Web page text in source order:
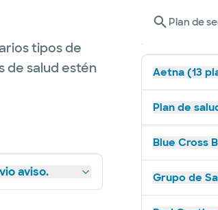
tipos de
de salud estén
aviso.
Plan de
Aetna (13
Plan de
Blue Cross
Grupo de